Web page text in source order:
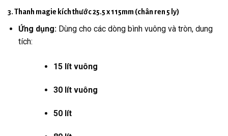
3. Thanh magie kích thước 25.5 x 115mm (chân ren 5 ly)
Ứng dụng:Dùng cho các dòng bình vuông và tròn, dung
tích:
15 lít vuông
30 lít vuông
50 lít